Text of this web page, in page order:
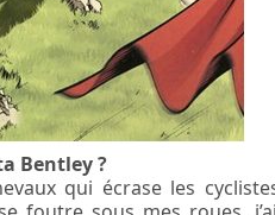
Bentley ?
qui écrase les